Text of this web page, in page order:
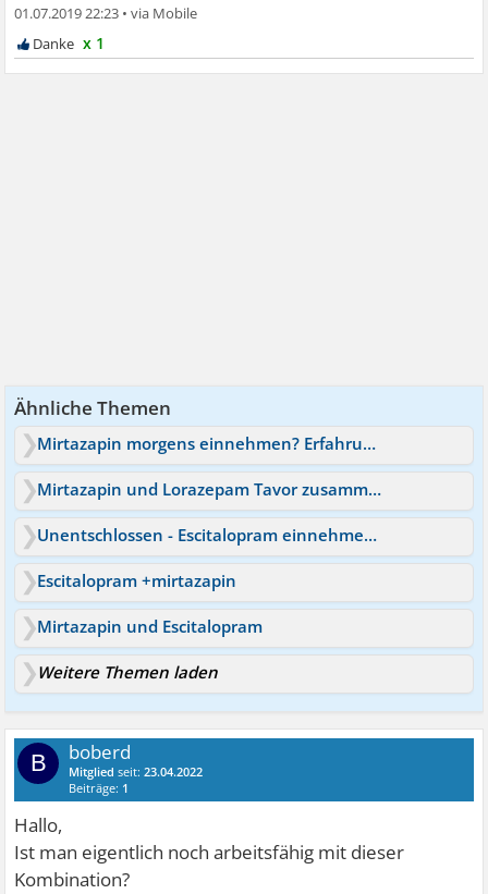
01.07.2019 22:23 •
x 1
Ähnliche Themen
Mirtazapin morgens einnehmen? Erfahrungen?
Mirtazapin und Lorazepam Tavor zusammen einnehmen ?
Unentschlossen - Escitalopram einnehmen oder nicht?
Escitalopram +mirtazapin
Mirtazapin und Escitalopram
Weitere Themen laden
B boberd
Mitglied seit:23.04.2022
Beiträge: 1
Hallo,
Ist man eigentlich noch arbeitsfähig mit dieser
Kombination?